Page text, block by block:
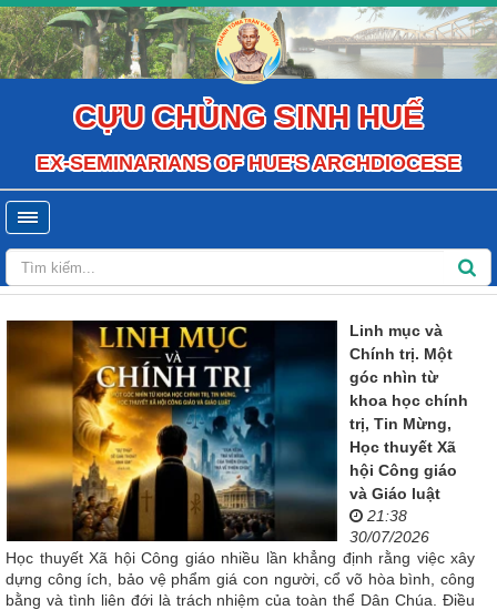
CỰU CHỦNG SINH HUẾ
EX-SEMINARIANS OF HUE'S ARCHDIOCESE
Linh mục và
Chính trị. Một
góc nhìn từ
khoa học chính
trị, Tin Mừng,
Học thuyết Xã
hội Công giáo
và Giáo luật
21:38
30/07/2026
Học thuyết Xã hội Công giáo nhiều lần khẳng định rằng việc xây
dựng công ích, bảo vệ phẩm giá con người, cổ võ hòa bình, công
bằng và tình liên đới là trách nhiệm của toàn thể Dân Chúa. Điều